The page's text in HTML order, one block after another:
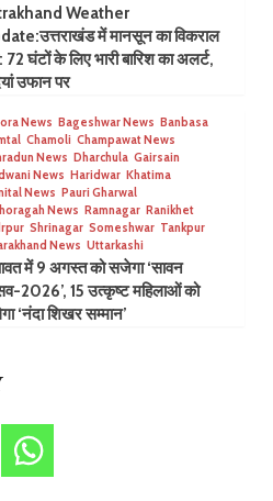
Weather
में मानसून का विकराल
घंटों के लिए भारी बारिश का अलर्ट,
उफान पर
News Bageshwar News Banbasa
Chamoli Champawat News
News Dharchula Gairsain
News Haridwar Khatima
News Pauri Gharwal
News Ramnagar Ranikhet
Shrinagar Someshwar Tankpur
News Uttarkashi
में 9 अगस्त को सजेगा ‘सावन
2026’, 15 उत्कृष्ट महिलाओं को
‘नंदा शिखर सम्मान’